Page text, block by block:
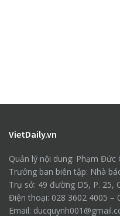
VietDaily.vn
Quản lý nội dung: Phạm Đức
Trưởng ban biên tập: Nhà
Trụ sở: 49 đường D5, P. 25,
Điện thoại: 028 3602 4005 –
Email: